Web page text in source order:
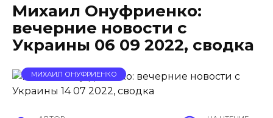
Михаил Онуфриенко:
вечерние новости с
Украины 06 09 2022, сводка
МИХАИЛ ОНУФРИЕНКО